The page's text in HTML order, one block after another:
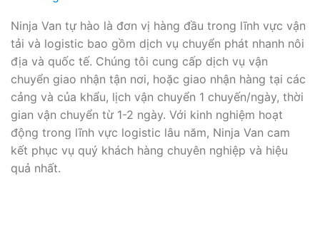
Ninja Van tự hào là đơn vị hàng đầu trong lĩnh vực vận
tải và logistic bao gồm dịch vụ chuyển phát nhanh nôi
địa và quốc tế. Chúng tôi cung cấp dịch vụ vận
chuyển giao nhận tận nơi, hoặc giao nhận hàng tại các
cảng và của khẩu, lịch vận chuyển 1 chuyến/ngày, thời
gian vận chuyển từ 1-2 ngày. Với kinh nghiệm hoạt
động trong lĩnh vực logistic lâu năm, Ninja Van cam
kết phục vụ quý khách hàng chuyên nghiệp và hiệu
quả nhất.